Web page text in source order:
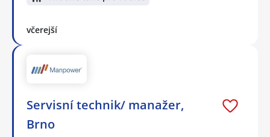
včerejší
Servisní technik/ manažer,
Brno